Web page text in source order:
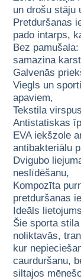
un drošu stāju
Pretduršanas
pado intarps,
Bez
samazina
Galvenās
Viegls un
apaviem,
Tekstila
Antistatiskas
EVA iekšzole
antibakteriālu
Dvigubo
neslīdēšanu,
Kompozīta
pretduršanas
Ideāls
Šie sporta
noliktavās,
kur
caurduršanu,
siltajos